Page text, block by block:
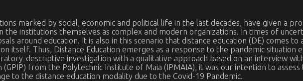
marked by social, economic and political life in the last decades, have given a
the institutions themselves as complex and modern organizations. In times of
around education. It is also in this scenario that distance education (DE) comes
itself. Thus, Distance Education emerges as a response to the pandemic situation
descriptive investigation with a qualitative approach based on an interview
from the Polytechnic Institute of Maia (IPMAIA), it was our intention to
to the distance education modality due to the Covid-19 Pandemic.